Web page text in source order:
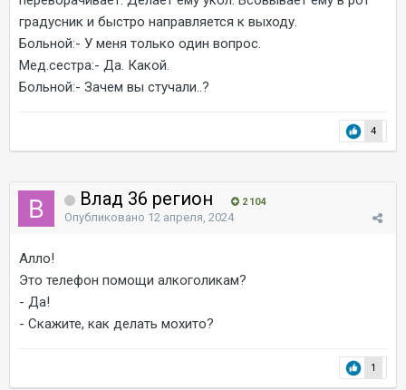
градусник и быстро направляется к выходу.
Больной:- У меня только один вопрос.
Мед.сестра:- Да. Какой.
Больной:- Зачем вы стучали..?
4
Влад 36 регион 2 104
Опубликовано 12 апреля, 2024
Алло!
Это телефон помощи алкоголикам?
- Да!
- Скажите, как делать мохито?
1